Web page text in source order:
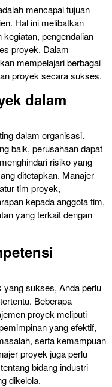
mencapai tujuan
Hal ini melibatkan
pengendalian
proyek. Dalam
mempelajari berbagai
proyek secara sukses.
dalam
dalam organisasi.
baik, perusahaan dapat
risiko yang
ditetapkan. Manajer
tim proyek,
kepada anggota tim,
yang terkait dengan
yang sukses, Anda perlu
Beberapa
proyek meliputi
yang efektif,
serta kemampuan
proyek juga perlu
bidang industri
dikelola.